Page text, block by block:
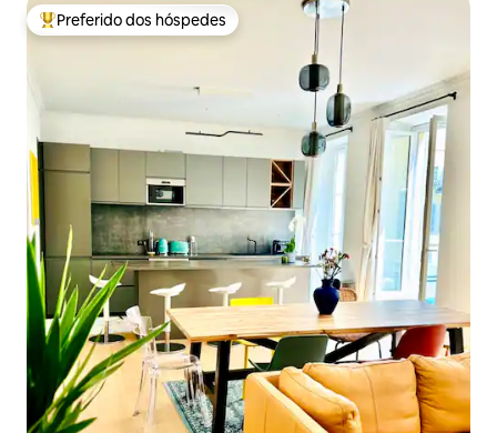
Entre os melhores preferidos dos hóspedes
Preferido dos hóspedes